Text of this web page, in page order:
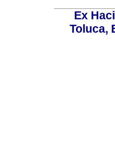
Ex
Toluca,